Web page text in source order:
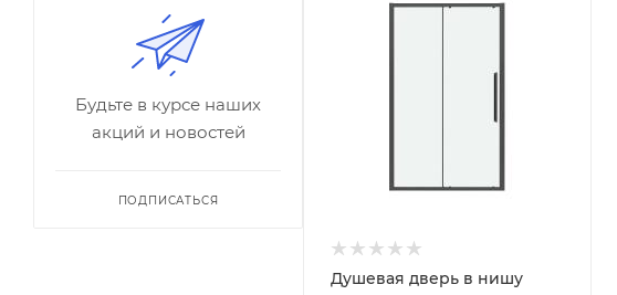
Душевая дверь в нишу
Будьте в курсе наших
акций и новостей
ПОДПИСАТЬСЯ